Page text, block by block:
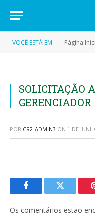
VOCÊ ESTÁ EM: Página
SOLICITAÇÃO
GERENCIADOR
POR CR2-ADMIN3 ON 1 DE
FacebookTwitter
Os comentários estão